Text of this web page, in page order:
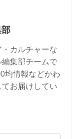
カルチャーな
集部チームで
均情報などかわ
お届けしてい